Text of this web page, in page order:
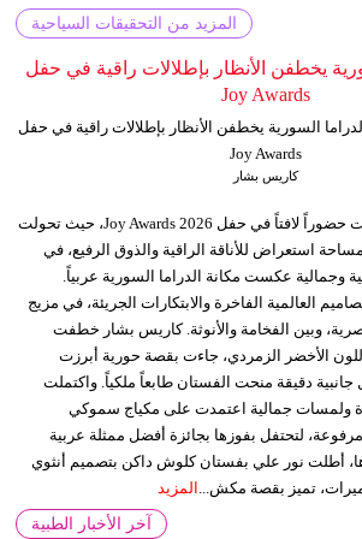
المزيد من التحقيقات السياحية
يخطفن الأنظار بإطلالات راقية في حفل
Joy Awards
كاريس بشار
سجّلت النجمات السوريات حضوراً لافتاً في حفل Joy Awards 2026، حيث تحولت
استعراض للأناقة الراقية والذوق الرفيع، في
وجمالية عكست مكانة الدراما السورية عربياً.
العالمية الفاخرة والابتكارات الجريئة، في مزيج
وبين الفخامة والأنوثة. كاريس بشار خطفت
الأخضر الزمردي، جاءت بقصة حورية أبرزت
جانبية دقيقة منحت الفستان طابعاً ملكياً. واكتملت
ولمسات جمالية اعتمدت على مكياج سموكي
لتحتفل بفوزها بجائزة أفضل ممثلة عربية
أطلت نور علي بفستان كلوش داكن بتصميم أنثوي
تميز بقصة مكش... المزيد
آخر الأخبار الطبية